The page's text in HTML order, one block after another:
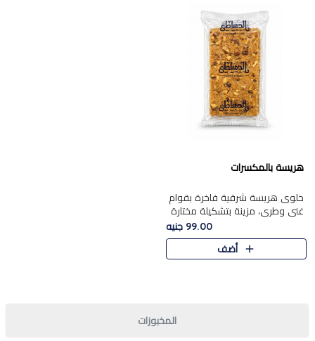
هريسة بالمكسرات
حلوى هريسة شرقية فاخرة بقوام
غني وطري، مزينة بتشكيلة مختارة
من المكسرات الفاخرة التي تضيف
قرمشة مميزة ونكهة غنية في كل
قطعة. تجمع بين المذاق..
99.00 جنيه
أضف
المخبوزات